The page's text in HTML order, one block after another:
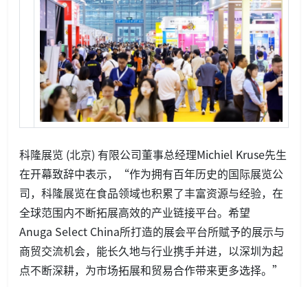
科隆展览 (北京) 有限公司董事总经理Michiel Kruse先生
在开幕致辞中表示，“作为拥有百年历史的国际展览公
司，科隆展览在食品领域也积累了丰富资源与经验，在
全球范围内不断拓展高效的产业链接平台。希望
Anuga Select China所打造的展会平台所赋予的展示与
商贸交流机会，能长久地与行业携手并进，以深圳为起
点不断深耕，为市场拓展和贸易合作带来更多选择。”